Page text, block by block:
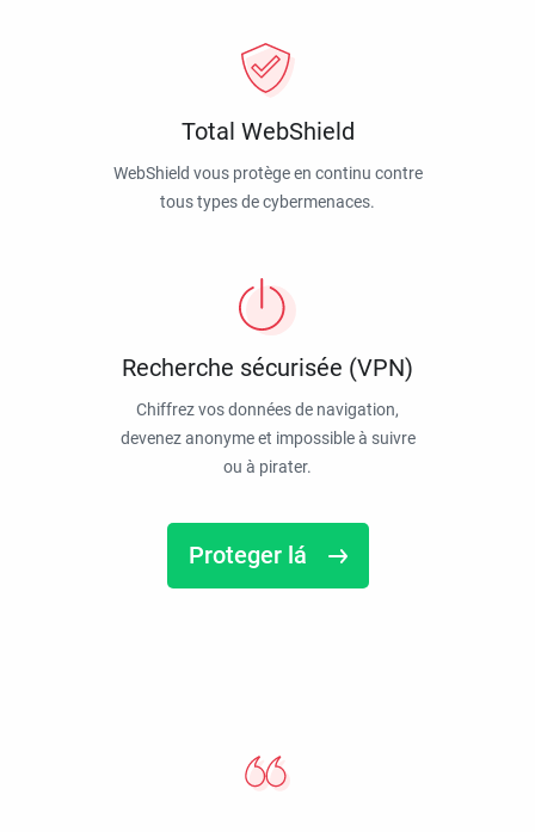
Total WebShield
WebShield vous protège en continu contre
tous types de cybermenaces.
Recherche sécurisée (VPN)
Chiffrez vos données de navigation,
devenez anonyme et impossible à suivre
ou à pirater.
Proteger lá